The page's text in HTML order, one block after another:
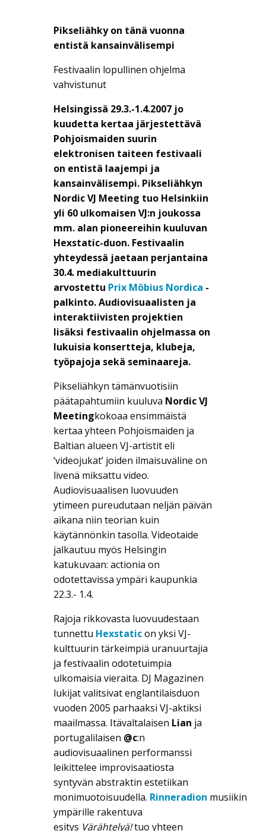
Pikseliähky on tänä vuonna
entistä kansainvälisempi
Festivaalin lopullinen ohjelma
vahvistunut
Helsingissä 29.3.-1.4.2007 jo
kuudetta kertaa järjestettävä
Pohjoismaiden suurin
elektronisen taiteen festivaali
on entistä laajempi ja
kansainvälisempi. Pikseliähkyn
Nordic VJ Meeting tuo Helsinkiin
yli 60 ulkomaisen VJ:n joukossa
mm. alan pioneereihin kuuluvan
Hexstatic-duon. Festivaalin
yhteydessä jaetaan perjantaina
30.4. mediakulttuurin
arvostettu Prix Möbius Nordica -
palkinto. Audiovisuaalisten ja
interaktiivisten projektien
lisäksi festivaalin ohjelmassa on
lukuisia konsertteja, klubeja,
työpajoja sekä seminaareja.
Pikseliähkyn tämänvuotisiin
päätapahtumiin kuuluva Nordic VJ
Meetingkokoaa ensimmäistä
kertaa yhteen Pohjoismaiden ja
Baltian alueen VJ-artistit eli
‘videojukat’ joiden ilmaisuväline on
livenä miksattu video.
Audiovisuaalisen luovuuden
ytimeen pureudutaan neljän päivän
aikana niin teorian kuin
käytännönkin tasolla. Videotaide
jalkautuu myös Helsingin
katukuvaan: actionia on
odotettavissa ympäri kaupunkia
22.3.- 1.4.
Rajoja rikkovasta luovuudestaan
tunnettu Hexstaticon yksi VJ-
kulttuurin tärkeimpiä uranuurtajia
ja festivaalin odotetuimpia
ulkomaisia vieraita. DJ Magazinen
lukijat valitsivat englantilaisduon
vuoden 2005 parhaaksi VJ-aktiksi
maailmassa. Itävaltalaisen Lian ja
portugalilaisen @c:n
audiovisuaalinen performanssi
leikittelee improvisaatiosta
syntyvän abstraktin estetiikan
monimuotoisuudella. Rinneradion musiikin
ympärille rakentuva
esitys Värähtelyä!tuo yhteen